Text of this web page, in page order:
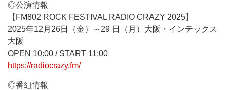
◎公演情報
【FM802 ROCK FESTIVAL RADIO CRAZY 2025】
2025年12月26日（金）～29 日（月）大阪・インテックス
大阪
OPEN 10:00 / START 11:00
https://radiocrazy.fm/
◎番組情報